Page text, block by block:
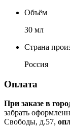
Объём
30 мл
Страна
Россия
Оплата
При заказе в
забрать
Свободы, д.57,